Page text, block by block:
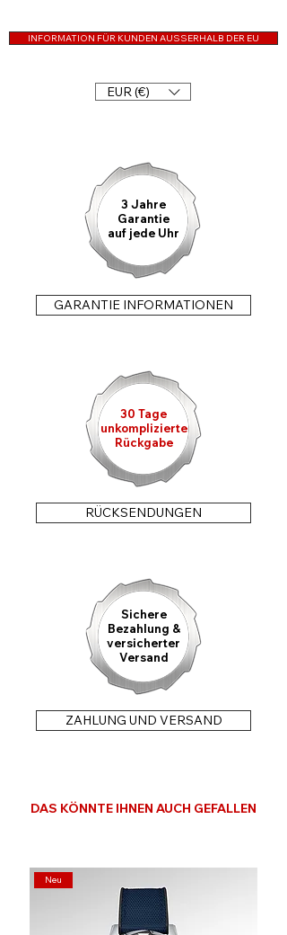
INFORMATION FÜR KUNDEN AUSSERHALB DER EU
EUR (€)
3 Jahre
Garantie
auf jede Uhr
GARANTIE INFORMATIONEN
30 Tage
unkomplizierte
Rückgabe
RÜCKSENDUNGEN
Sichere
Bezahlung &
versicherter
Versand
ZAHLUNG UND VERSAND
DAS KÖNNTE IHNEN AUCH GEFALLEN
Neu